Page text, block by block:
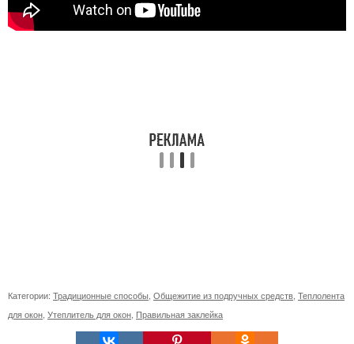
Категории: Традиционные способы Общежитие из подручных средств Теплолента
для окон Утеплитель для окон Правильная заклейка